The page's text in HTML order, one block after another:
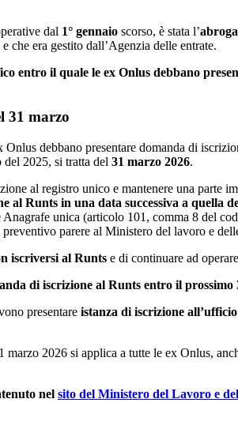
dal 1° gennaio scorso, è stata l’
che era gestito dall’Agenzia delle entrate.
entro il quale le ex Onlus debbano
31 marzo
debbano presentare domanda di
del 2025, si tratta del 31 marzo 2026.
al registro unico e mantenere una parte
al Runts in una data successiva a quella
unica (articolo 101, comma 8 del
parere al Ministero del lavoro e
iscriversi al Runts e di continuare ad
di iscrizione al Runts entro il prossimo
presentare istanza di iscrizione
marzo 2026 si applica a tutte le ex Onlus,
nel sito del Ministero del Lavoro e